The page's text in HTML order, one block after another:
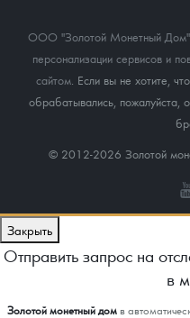
ООО "Золотой Монетный Дом"
персонализации сервисов и
сайтом . Если вы не хотите,
обрабатывались, пожалуйста,
© 2012-2026 Золотой
Закрыть
Отправить запрос на
в
Золотой монетный домв